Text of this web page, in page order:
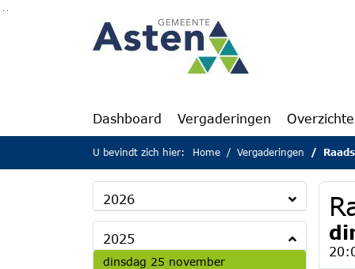
Ga naar de inhoud van deze pagina
Ga naar het zoeken
Ga naar het menu
Dashboard Vergaderingen
U bevindt zich hier: Home Vergaderingen
2026
2025
dinsdag 25 november2025